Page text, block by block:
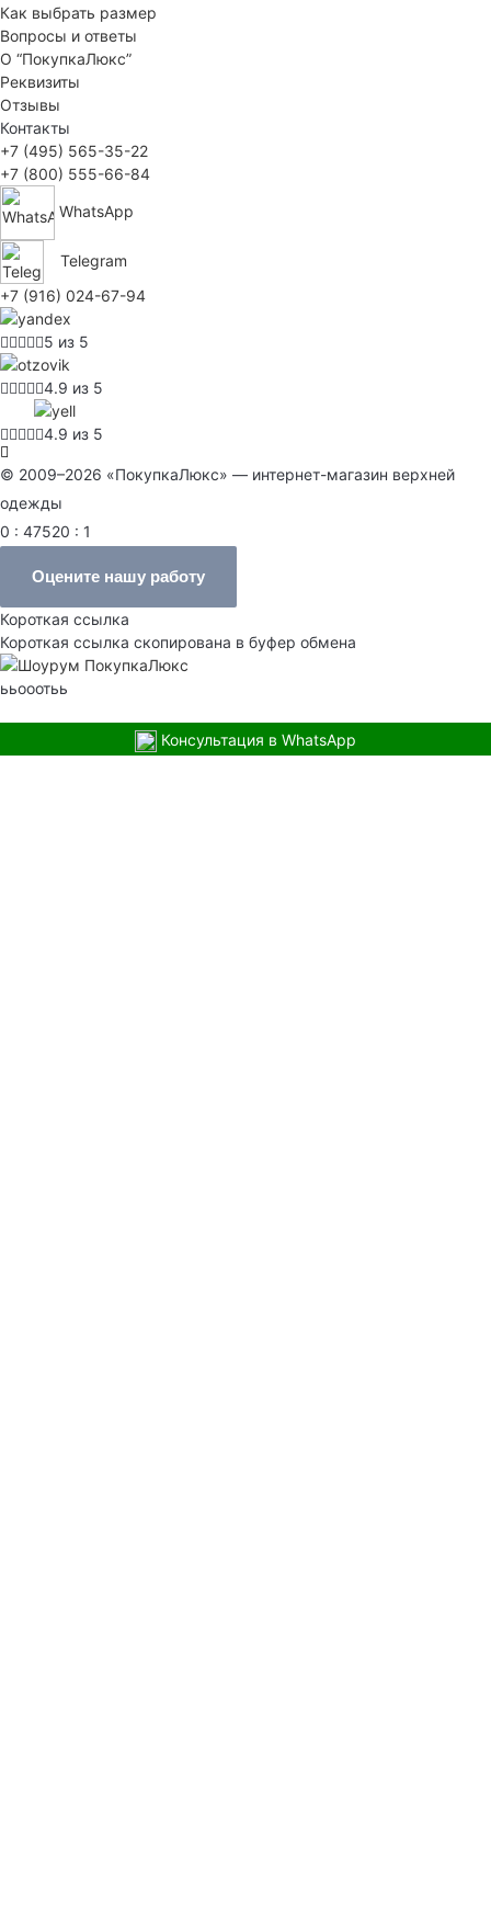
Как выбрать размер
Вопросы и ответы
О “ПокупкаЛюкс”
Реквизиты
Отзывы
Контакты
+7 (495) 565-35-22
+7 (800) 555-66-84
WhatsApp
Telegram
+7 (916) 024-67-94
5 из 5
4.9 из 5
4.9 из 5
© 2009–2026 «ПокупкаЛюкс» — интернет-магазин верхней
одежды
0 : 47520 : 1
Оцените нашу работу
Короткая ссылка
Короткая ссылка скопирована в буфер обмена
ььооотьь
Консультация в WhatsApp